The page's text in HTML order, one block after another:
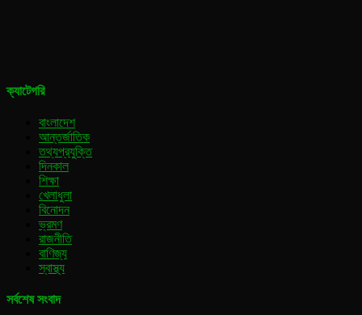
ক্যাটেগরি
বাংলাদেশ
আন্তর্জাতিক
তথ্যপ্রযুক্তি
দিনকাল
শিক্ষা
খেলাধুলা
বিনোদন
ভ্রমণ
রাজনীতি
বাণিজ্য
স্বাস্থ্য
সর্বশেষ সংবাদ